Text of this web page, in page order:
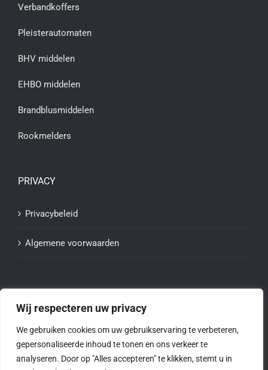
Wij respecteren uw privacy
We gebruiken cookies om uw gebruikservaring te verbeteren,
gepersonaliseerde inhoud te tonen en ons verkeer te
analyseren. Door op "Alles accepteren" te klikken, stemt u in
Verbandkoffers
Pleisterautomaten
BHV middelen
EHBO middelen
Brandblusmiddelen
Rookmelders
PRIVACY
Privacybeleid
Algemene voorwaarden